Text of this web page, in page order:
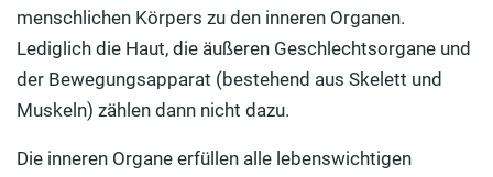
menschlichen Körpers zu den inneren Organen.
Lediglich die Haut, die äußeren Geschlechtsorgane und
der Bewegungsapparat (bestehend aus Skelett und
Muskeln) zählen dann nicht dazu.
Die inneren Organe erfüllen alle lebenswichtigen